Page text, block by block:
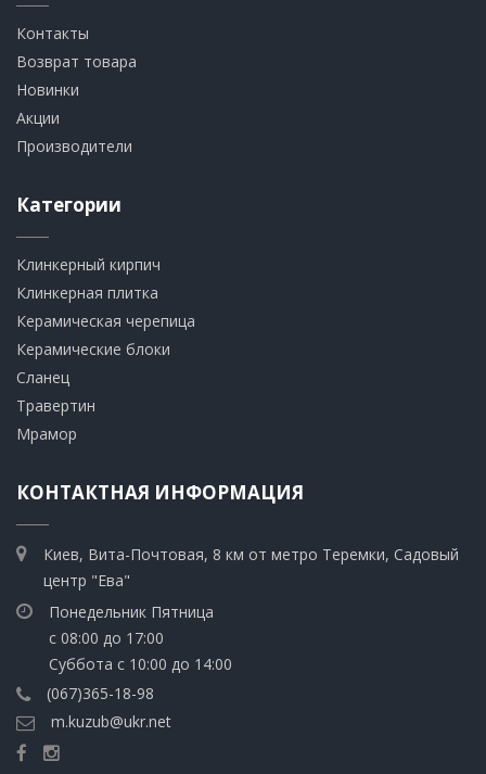
Контакты
Возврат товара
Новинки
Акции
Производители
Категории
Клинкерный кирпич​
​Клинкерная плитка
​Керамическая черепица
​Керамические блоки
​Сланец
Травертин​
​Мрамор
КОНТАКТНАЯ ИНФОРМАЦИЯ
Киев, Вита-Почтовая, 8 км от метро Теремки, Садовый
центр "Ева"
Понедельник Пятница
с 08:00 до 17:00
Суббота с 10:00 до 14:00
(067)365-18-98
m.kuzub@ukr.net